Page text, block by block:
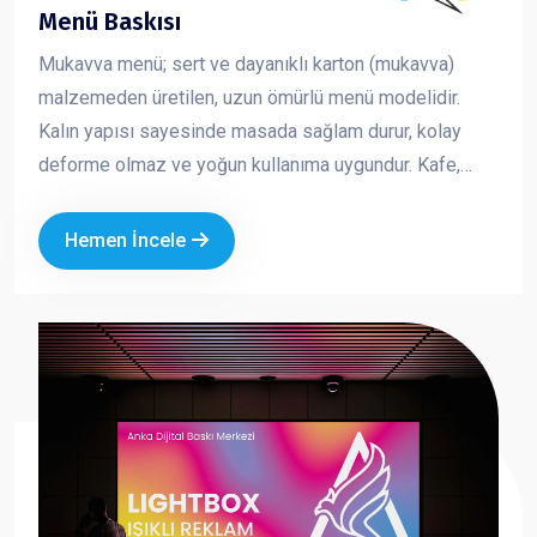
Menü Baskısı
Mukavva menü; sert ve dayanıklı karton (mukavva)
malzemeden üretilen, uzun ömürlü menü modelidir.
Kalın yapısı sayesinde masada sağlam durur, kolay
deforme olmaz ve yoğun kullanıma uygundur. Kafe,
pratik bir çözümdür. Marka kimliğinizi güçlü ve düzenli
bir şekilde yansıtmanıza yardımcı olur.
Hemen İncele